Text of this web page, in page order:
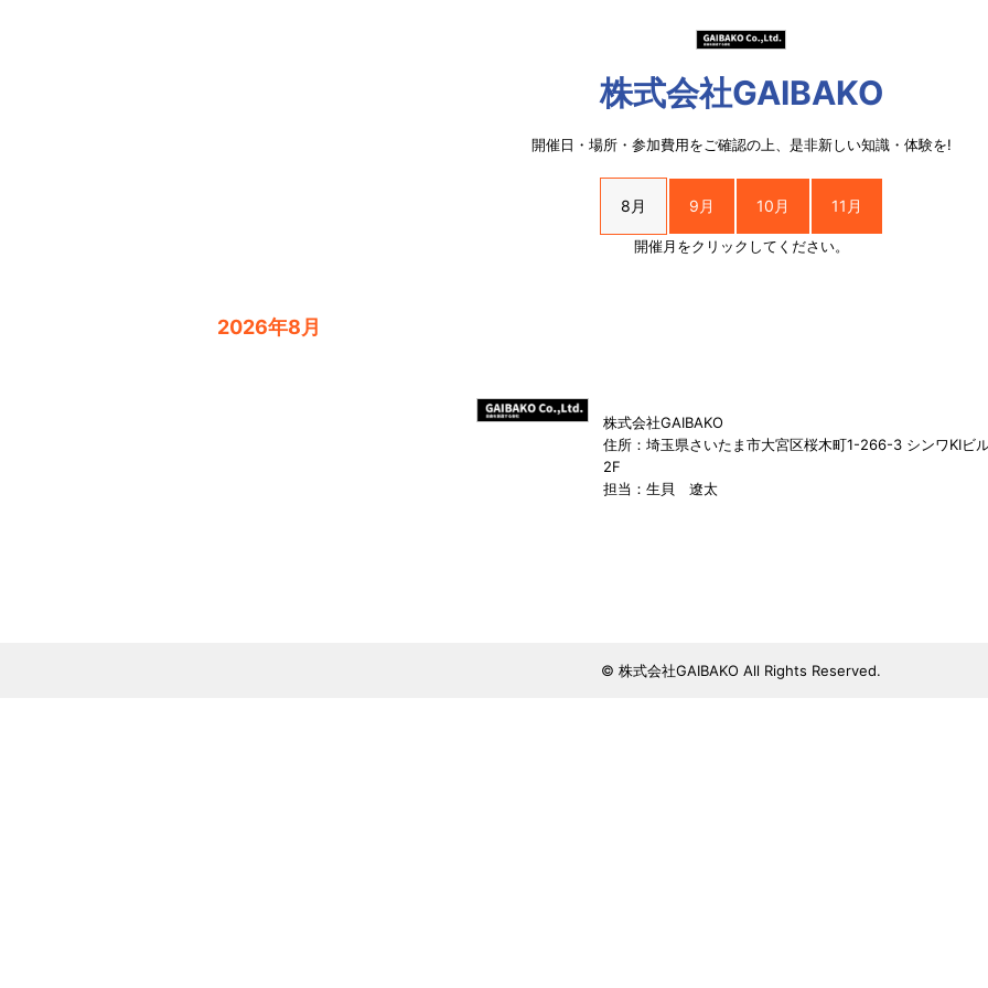
株式会社GAIBAKO
開催日・場所・参加費用をご確認の上、是非新しい知識・体験を!
8月 9月 10月 11月
開催月をクリックしてください。
2026年8月
株式会社GAIBAKO
住所：埼玉県さいたま市大宮区桜木町1-266-3 シンワKIビ
2F
担当：生貝 遼太
© 株式会社GAIBAKO All Rights Reserved.